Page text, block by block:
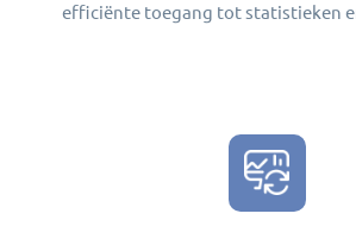
efficiënte toegang tot statistieken